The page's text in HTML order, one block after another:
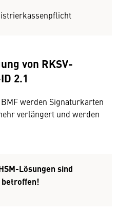
von RKSV-
2.1
werden Signaturkarten
verlängert und werden
Lösungen sind
betroffen!